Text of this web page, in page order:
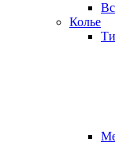
Колье